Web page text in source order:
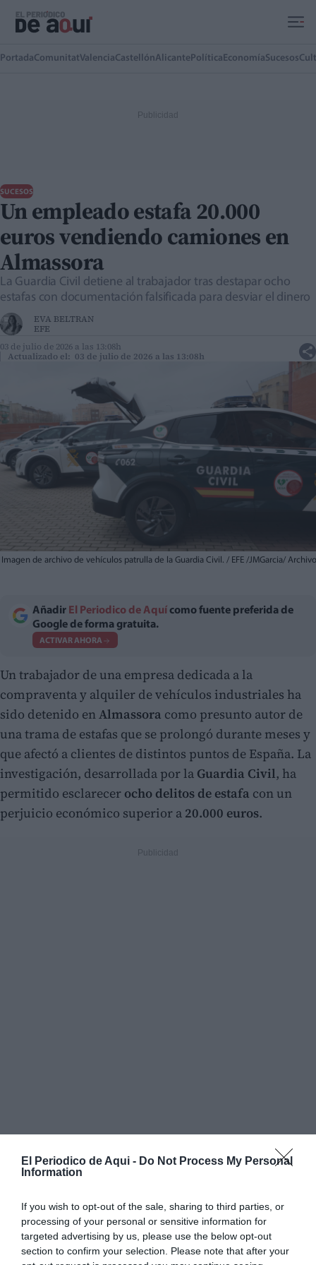
El Periodico de Aqui - Do Not Process My Personal
Information
If you wish to opt-out of the sale, sharing to third parties, or
processing of your personal or sensitive information for
targeted advertising by us, please use the below opt-out
section to confirm your selection. Please note that after your
PortadaComunitatValenciaCastellónAlicante Política EconomíaSucesos
SUCESOS
Un empleado estafa 20.000
euros vendiendo camiones en
Almassora
La Guardia Civil detiene al trabajador tras destapar ocho
estafas con documentación falsificada para desviar el dinero
EVA BELTRAN
EFE
03 de julio de 2026 a las 13:08h
Actualizado el: 03 de julio de 2026 a las 13:08h
Imagen de archivo de vehículos patrulla de la Guardia Civil. / EFE /JMGarcia/ Archivo
Añadir El Periodico de Aquí como fuente preferida de
Google de forma gratuita.
ACTIVAR AHORA
Un trabajador de una empresa dedicada a la
compraventa y alquiler de vehículos industriales ha
sido detenido enAlmassora como presunto autor de
una trama de estafas que se prolongó durante meses y
que afectó a clientes de distintos puntos de España. La
investigación, desarrollada por la Guardia Civil, ha
permitido esclarecer ocho delitos de estafa con un
perjuicio económico superior a 20.000 euros.